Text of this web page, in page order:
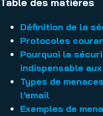
Définition de la
Protocoles
Pourquoi la
indispensable
Types de
l’email
Exemples de